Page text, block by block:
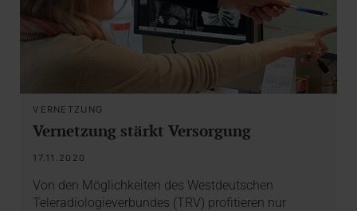
VERNETZUNG
Vernetzung stärkt Versorgung
17.11.2020
Von den Möglichkeiten des Westdeutschen
Teleradiologieverbundes (TRV) profitieren nur